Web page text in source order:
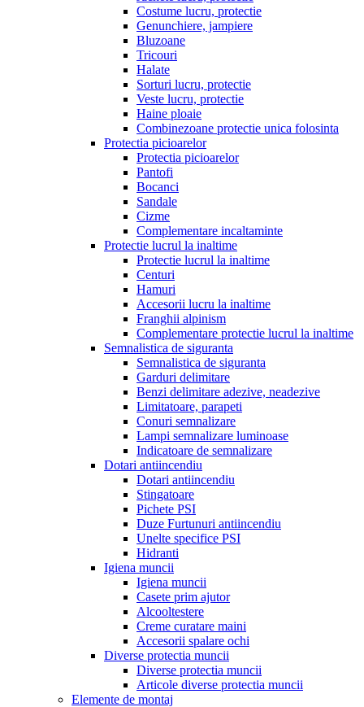
Costume lucru, protectie
Genunchiere, jampiere
Bluzoane
Tricouri
Halate
Sorturi lucru, protectie
Veste lucru, protectie
Haine ploaie
Combinezoane protectie unica folosinta
Protectia picioarelor
Protectia picioarelor
Pantofi
Bocanci
Sandale
Cizme
Complementare incaltaminte
Protectie lucrul la inaltime
Protectie lucrul la inaltime
Centuri
Hamuri
Accesorii lucru la inaltime
Franghii alpinism
Complementare protectie lucrul la inaltime
Semnalistica de siguranta
Semnalistica de siguranta
Garduri delimitare
Benzi delimitare adezive, neadezive
Limitatoare, parapeti
Conuri semnalizare
Lampi semnalizare luminoase
Indicatoare de semnalizare
Dotari antiincendiu
Dotari antiincendiu
Stingatoare
Pichete PSI
Duze Furtunuri antiincendiu
Unelte specifice PSI
Hidranti
Igiena muncii
Igiena muncii
Casete prim ajutor
Alcooltestere
Creme curatare maini
Accesorii spalare ochi
Diverse protectia muncii
Diverse protectia muncii
Articole diverse protectia muncii
Elemente de montaj